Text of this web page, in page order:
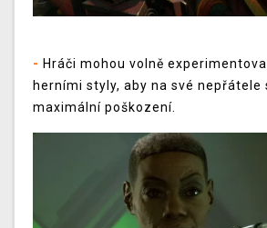
- Hráči mohou volně
herními styly, aby na své nepřátele
maximální poškození.